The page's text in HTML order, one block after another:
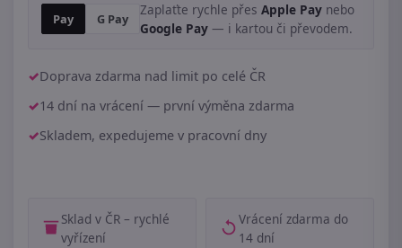
Pay G Pay
Zaplaťte rychle přes Apple Pay nebo
Google Pay — i kartou či převodem.
Doprava zdarma nad limit po celé ČR
14 dní na vrácení — první výměna zdarma
Skladem, expedujeme v pracovní dny
Sklad v ČR – rychlé
vyřízení
Vrácení zdarma do
14 dní